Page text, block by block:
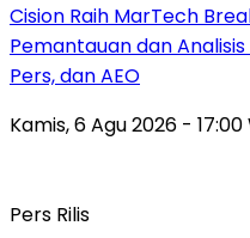
Cision Raih MarTech
Pemantauan dan
Pers, dan AEO
Kamis, 6 Agu 2026 - 17:00
Pers Rilis